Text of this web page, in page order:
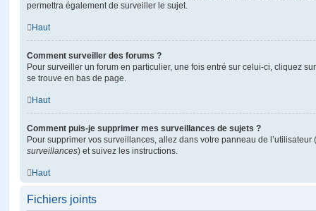
permettra également de surveiller le sujet.
Haut
Comment surveiller des forums ?
Pour surveiller un forum en particulier, une fois entré sur celui-ci, cliquez
se trouve en bas de page.
Haut
Comment puis-je supprimer mes surveillances de sujets ?
Pour supprimer vos surveillances, allez dans votre panneau de
surveillances) et suivez les instructions.
Haut
Fichiers joints